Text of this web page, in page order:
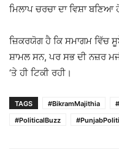
ਮਿਲਾਪ ਚਰਚਾ ਦਾ ਵਿਸ਼ਾ
ਜ਼ਿਕਰਯੋਗ ਹੈ ਕਿ ਸਮਾਗਮ
ਸ਼ਾਮਲ ਸਨ, ਪਰ ਸਭ ਦੀ ਨਜ਼ਰ
‘ਤੇ ਹੀ ਟਿਕੀ ਰਹੀ।
TAGS #BikramMajithia
#PoliticalBuzz